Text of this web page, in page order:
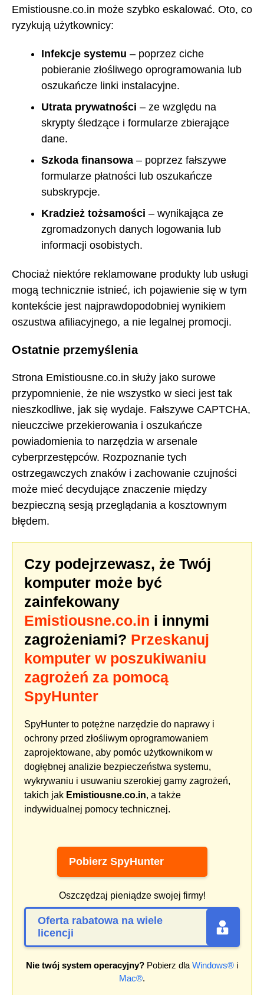
Emistiousne.co.in może szybko eskalować. Oto, co
ryzykują użytkownicy:
Infekcje systemu – poprzez ciche
pobieranie złośliwego oprogramowania lub
oszukańcze linki instalacyjne.
Utrata prywatności – ze względu na
skrypty śledzące i formularze zbierające
dane.
Szkoda finansowa – poprzez fałszywe
formularze płatności lub oszukańcze
subskrypcje.
Kradzież tożsamości – wynikająca ze
zgromadzonych danych logowania lub
informacji osobistych.
Chociaż niektóre reklamowane produkty lub usługi
mogą technicznie istnieć, ich pojawienie się w tym
kontekście jest najprawdopodobniej wynikiem
oszustwa afiliacyjnego, a nie legalnej promocji.
Ostatnie przemyślenia
Strona Emistiousne.co.in służy jako surowe
przypomnienie, że nie wszystko w sieci jest tak
nieszkodliwe, jak się wydaje. Fałszywe CAPTCHA,
nieuczciwe przekierowania i oszukańcze
powiadomienia to narzędzia w arsenale
cyberprzestępców. Rozpoznanie tych
ostrzegawczych znaków i zachowanie czujności
może mieć decydujące znaczenie między
bezpieczną sesją przeglądania a kosztownym
błędem.
Czy podejrzewasz, że Twój
komputer może być
zainfekowany
Emistiousne.co.in i innymi
zagrożeniami? Przeskanuj
komputer w poszukiwaniu
zagrożeń za pomocą
SpyHunter
SpyHunter to potężne narzędzie do naprawy i
ochrony przed złośliwym oprogramowaniem
zaprojektowane, aby pomóc użytkownikom w
dogłębnej analizie bezpieczeństwa systemu,
wykrywaniu i usuwaniu szerokiej gamy zagrożeń,
takich jak Emistiousne.co.in, a także
indywidualnej pomocy technicznej.
Pobierz SpyHunter
Oszczędzaj pieniądze swojej firmy!
Oferta rabatowa na wiele
licencji
Nie twój system operacyjny? Pobierz dla Windows® i
Mac®.